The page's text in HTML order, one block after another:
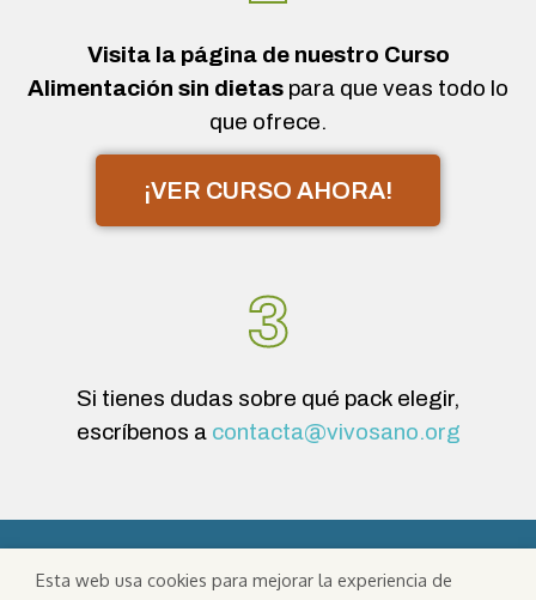
Visita la página de nuestro Curso
Alimentación sin dietas para que veas todo lo
que ofrece.
¡VER CURSO AHORA!
3
Si tienes dudas sobre qué pack elegir,
escríbenos a contacta@vivosano.org
Consume comida realy vive la
Esta web usa cookies para mejorar la experiencia de